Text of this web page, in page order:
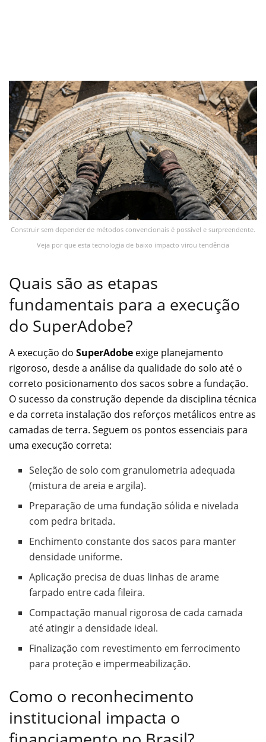
Construir sem depender de métodos convencionais é possível e surpreendente.
Veja por que esta tecnologia de baixo impacto virou tendência
Quais são as etapas
fundamentais para a execução
do SuperAdobe?
A execução do SuperAdobe exige planejamento
rigoroso, desde a análise da qualidade do solo até o
correto posicionamento dos sacos sobre a fundação.
O sucesso da construção depende da disciplina técnica
e da correta instalação dos reforços metálicos entre as
camadas de terra. Seguem os pontos essenciais para
uma execução correta:
Seleção de solo com granulometria adequada
(mistura de areia e argila).
Preparação de uma fundação sólida e nivelada
com pedra britada.
Enchimento constante dos sacos para manter
densidade uniforme.
Aplicação precisa de duas linhas de arame
farpado entre cada fileira.
Compactação manual rigorosa de cada camada
até atingir a densidade ideal.
Finalização com revestimento em ferrocimento
para proteção e impermeabilização.
Como o reconhecimento
institucional impacta o